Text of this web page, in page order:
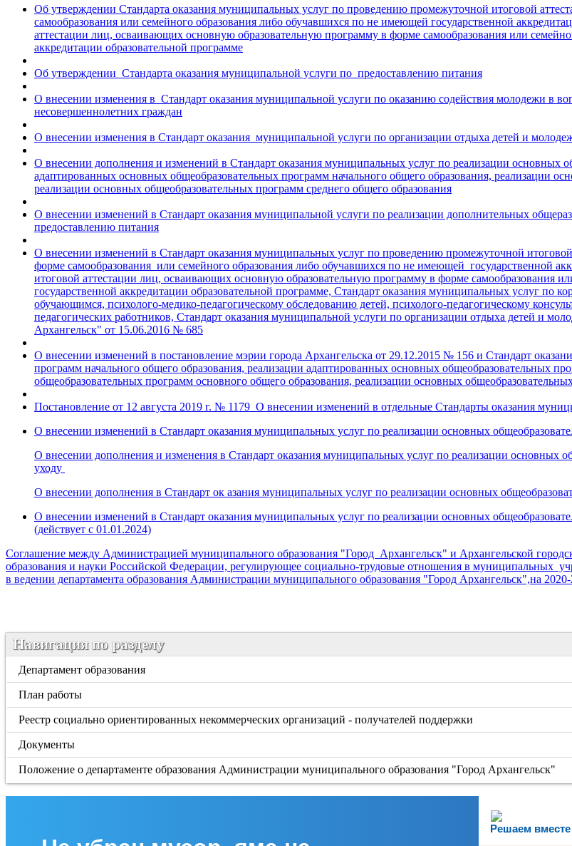
Об утверждении Стандарта оказания муниципальных услуг по проведению промежуточной итоговой
самообразования или семейного образования либо обучавшихся по не имеющей государственной
аттестации лиц, осваивающих основную образовательную программу в форме самообразования или
аккредитации образовательной программе
Об утверждении Стандарта оказания муниципальной услуги по предоставлению питания
О внесении изменения в Стандарт оказания муниципальной услуги по оказанию содействия молодежи в
несовершеннолетних граждан
О внесении изменения в Стандарт оказания муниципальной услуги по организации отдыха детей и
О внесении дополнения и изменений в Стандарт оказания муниципальных услуг по реализации основных
адаптированных основных общеобразовательных программ начального общего образования, реализации
реализации основных общеобразовательных программ среднего общего образования
О внесении изменений в Стандарт оказания муниципальной услуги по реализации дополнительных
предоставлению питания
О внесении изменений в Стандарт оказания муниципальных услуг по проведению промежуточной
форме самообразования или семейного образования либо обучавшихся по не имеющей государственной
итоговой аттестации лиц, осваивающих основную образовательную программу в форме самообразования
государственной аккредитации образовательной программе, Стандарт оказания муниципальных услуг
обучающимся, психолого-медико-педагогическому обследованию детей, психолого-педагогическому
педагогических работников, Стандарт оказания муниципальной услуги по организации отдыха детей и
Архангельск" от 15.06.2016 № 685
О внесении изменений в постановление мэрии города Архангельска от 29.12.2015 № 156 и Стандарт
программ начального общего образования, реализации адаптированных основных общеобразовательных
общеобразовательных программ основного общего образования, реализации основных
Постановление от 12 августа 2019 г. № 1179 О внесении изменений в отдельные Стандарты оказания
О внесении изменений в Стандарт оказания муниципальных услуг по реализации основных
О внесении дополнения и изменения в Стандарт оказания муниципальных услуг по реализации основных
уходу
О внесении дополнения в Стандарт ок азания муниципальных услуг по реализации основных
О внесении изменений в Стандарт оказания муниципальных услуг по реализации основных
(действует с 01.01.2024)
Соглашение между Администрацией муниципального образования "Город Архангельск" и Архангельской
образования и науки Российской Федерации, регулирующее социально-трудовые отношения в муниципальных
в ведении департамента образования Администрации муниципального образования "Город Архангельск",на
Навигация по разделу
Департамент образования
План работы
Реестр социально ориентированных некоммерческих организаций - получателей поддержки
Документы
Положение о департаменте образования Администрации муниципального образования "Город Архангельск"
Решаем вместе